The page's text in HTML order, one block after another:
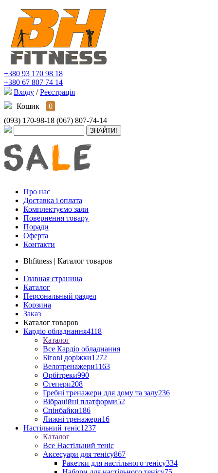
+380 93 170 98 18
+380 67 807 74 14
Входу / Реєстрація
Кошик
0
(093) 170-98-18 (067) 807-74-14
Про нас
Доставка і оплата
Комплектуємо зали
Повернення товару
Поради
Оферта
Контакти
Bhfitness | Каталог товаров
Главная страница
Каталог
Персональный раздел
Корзина
Заказ
Каталог товаров
Кардіо обладнання4118
Каталог
Все Кардіо обладнання
Бігові доріжки1272
Велотренажери1163
Орбітреки990
Степери208
Гребні тренажери для дому та залу236
Вібраційні платформи52
Спінбайки186
Лижні тренажери16
Настільний теніс1237
Каталог
Все Настільний теніс
Аксесуари для тенісу867
Ракетки для настільного тенісу334